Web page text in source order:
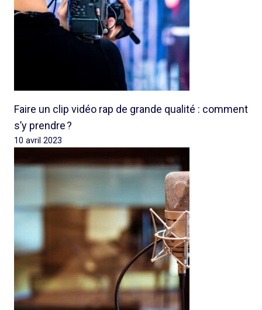
Faire un clip vidéo rap de grande qualité : comment
s’y prendre ?
10 avril 2023